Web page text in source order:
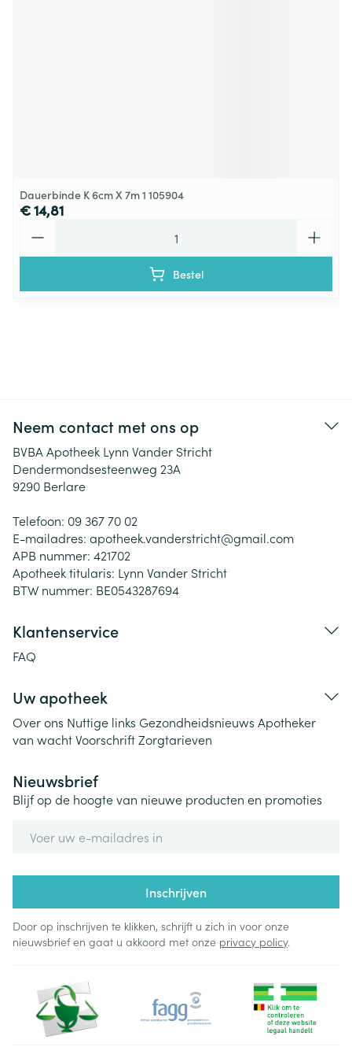
Dauerbinde K 6cm X 7m 1 105904
€ 14,81
Bestel
Neem contact met ons op
BVBA Apotheek Lynn Vander Stricht
Dendermondsesteenweg 23A
9290 Berlare
Telefoon: 09 367 70 02
E-mailadres: apotheek.vanderstricht@gmail.com
APB nummer: 421702
Apotheek titularis: Lynn Vander Stricht
BTW nummer: BE0543287694
Klantenservice
FAQ
Uw apotheek
Over ons Nuttige links Gezondheidsnieuws Apotheker
van wachtVoorschriftZorgtarieven
Nieuwsbrief
Blijf op de hoogte van nieuwe producten en promoties
Inschrijven
Door op inschrijven te klikken, schrijft u zich in voor onze
nieuwsbrief en gaat u akkoord met onze privacy policy.